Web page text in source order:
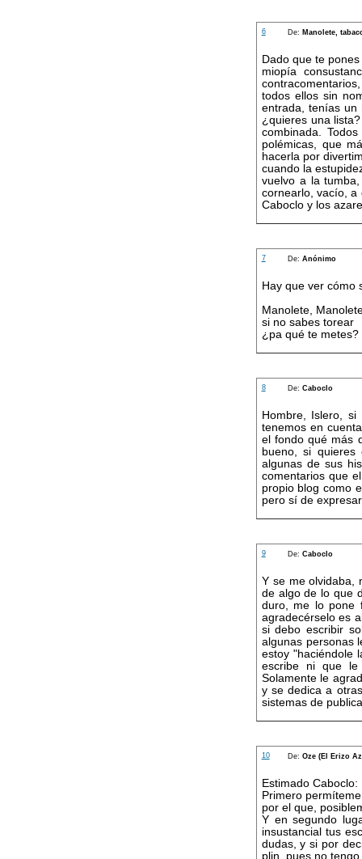
6 De: Manolete,
Dado que te
miopía
todos ellos sin
entrada, tenías un
¿quieres una
combinada.
polémicas, que
hacerla por
cuando la
vuelvo a la
cornearlo, vacío, a
Caboclo y los
7 De: Anónimo
Hay que ver cómo
Manolete,
si no sabes torear
¿pa qué te metes?
8 De: Caboclo
Hombre, Islero,
tenemos en
el fondo qué más
bueno, si
algunas de sus
comentarios que
propio blog como
pero sí de
9 De: Caboclo
Y se me olvidaba,
de algo de lo que
duro, me lo pone
agradecérselo es
si debo escribir
algunas personas
estoy "haciéndole
escribe ni que le
Solamente le
y se dedica a
sistemas de
10 De: Oze (El Erizo
Estimado Caboclo:
Primero
por el que,
Y en segundo
insustancial tus
dudas, y si por
plin, pues no